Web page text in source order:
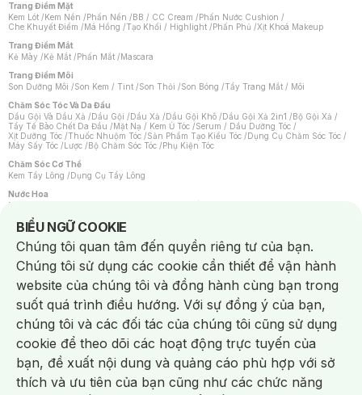
Trang Điểm Mặt
Kem Lót /Kem Nền /Phấn Nền /BB / CC Cream /Phấn Nước Cushion /
Che Khuyết Điểm /Má Hồng /Tạo Khối / Highlight /Phấn Phủ /Xịt Khoá Makeup
Trang Điểm Mắt
Kẻ Mày /Kẻ Mắt /Phấn Mắt /Mascara
Trang Điểm Môi
Son Dưỡng Môi /Son Kem / Tint /Son Thỏi /Son Bóng /Tẩy Trang Mắt / Môi
Chăm Sóc Tóc Và Da Đầu
Dầu Gội Và Dầu Xả /Dầu Gội /Dầu Xả /Dầu Gội Khô /Dầu Gội Xả 2in1 /Bộ Gội Xả /
Tẩy Tế Bào Chết Da Đầu /Mặt Nạ / Kem Ủ Tóc /Serum / Dầu Dưỡng Tóc /
Xịt Dưỡng Tóc /Thuốc Nhuộm Tóc /Sản Phẩm Tạo Kiểu Tóc /Dụng Cụ Chăm Sóc Tóc /
Máy Sấy Tóc /Lược /Bộ Chăm Sóc Tóc /Phụ Kiện Tóc
Chăm Sóc Cơ Thể
Kem Tẩy Lông /Dụng Cụ Tẩy Lông
Nước Hoa
Nước Hoa Nữ
Chăm Sóc Cá Nhân
Chống Muỗi /Khẩu Trang /Máy Massage/Mặt Nạ Xông Hơi /Nước Rửa Tay/
Sản Phẩm Chăm Sóc Khác /Bàn Chải Đánh Răng /Bàn Chải Điện/
Hỗ Trợ Trắng Răng/Kem Đánh Răng /Máy Tăm Nước/ Nước Súc Miệng/
Tăm / Chỉ Nha Khoa/ Xịt Thơm Miệng / Dung Dịch Vệ Sinh/Dưỡng Vùng Kín/
Khăn Ướt Vệ Sinh Vùng Kín/Băng Vệ Sinh/Tampon/Bọt Cạo Râu /Dao Cạo Râu/
Máy Cạo Râu
Vấn Đề Về Da
Da Dầu / Lỗ Chân Lông To/ Da Khô / Mất Nước/ Da Lão Hóa/ Da Mụn/
Da Nhạy Cảm / Kích Ứng
Da Xỉn Màu Thâm / Nám / Tàn Nhang
Quầng Thâm & Bọng Mắt /Sẹo /Viêm Da Cơ Địa
Dụng Cụ / Phụ Kiện Chăm Sóc Da
Bông Tẩy Trang
Khăn Lau Mặt Khô Dụng Cụ / Máy Rửa Mặt Máy Chăm Sóc Da
Dụng Cụ Chăm Sóc Khác
BIỂU NGỮ COOKIE
Notice about cookies usage
Chúng tôi quan tâm đến quyền riêng tư của bạn.
Chúng tôi sử dụng các cookie cần thiết để vận hành
website của chúng tôi và đồng hành cùng bạn trong
suốt quá trình điều hướng. Với sự đồng ý của bạn,
chúng tôi và các đối tác của chúng tôi cũng sử dụng
cookie để theo dõi các hoạt động trực tuyến của
bạn, đề xuất nội dung và quảng cáo phù hợp với sở
thích và ưu tiên của bạn cũng như các chức năng